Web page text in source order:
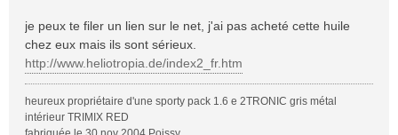
je peux te filer un lien sur le net, j'ai pas acheté cette huile
chez eux mais ils sont sérieux.
http://www.heliotropia.de/index2_fr.htm
heureux propriétaire d'une sporty pack 1.6 e 2TRONIC gris métal
intérieur TRIMIX RED